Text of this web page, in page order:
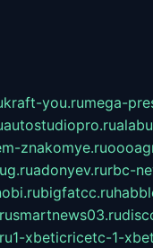
kraft-you.rumega-
autostudiopro.ru
znakomye.ru
adonyev.rurbc-
bigfatcc.ru
smartnews03.ru
1-xbeticricetc-1-